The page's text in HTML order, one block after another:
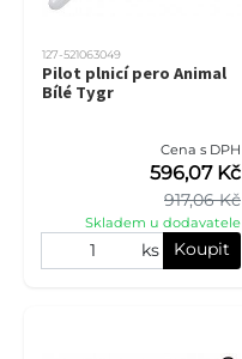
127-521063049
Pilot plnicí pero Animal
Bílé Tygr
Cena s DPH
917,06 Kč
596,07 Kč
Skladem u dodavatele
ks Koupit